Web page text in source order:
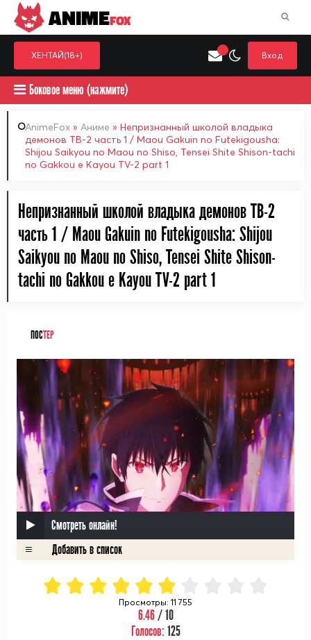
ANIMEFOX
ХЕНТАЙ(18+) Вход
Боковое меню (нажмите)
AnimeFox » Аниме » Непризнанный школой владыка
демонов ТВ-2 часть 1 / Maou Gakuin no Futekigousha:
Shijou Saikyou no Maou no Shiso, Tensei Shite Shison-tachi
no Gakkou e Kayou TV-2 part 1
Непризнанный школой владыка демонов ТВ-2
часть 1 / Maou Gakuin no Futekigousha: Shijou
Saikyou no Maou no Shiso, Tensei Shite Shison-
tachi no Gakkou e Kayou TV-2 part 1
ПОСТЕР
Смотреть онлайн!
Просмотры: 11 755
6.46/ 10
Голосов: 125